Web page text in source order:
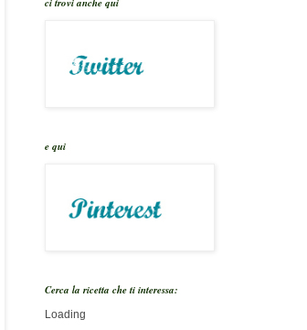
ci trovi anche qui
e qui
Cerca la ricetta che ti interessa:
Loading